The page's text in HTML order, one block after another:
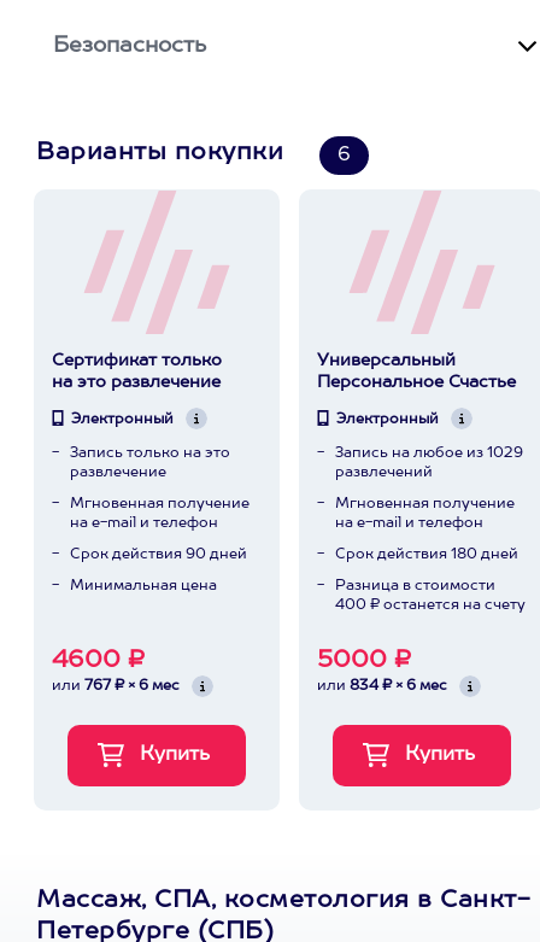
Безопасность
Варианты покупки 6
Сертификат только
на это развлечение
Электронный
Запись только на это
развлечение
Мгновенная получение
на e-mail и телефон
Срок действия 90 дней
Минимальная цена
4600 ₽
или 767 ₽ × 6 мес
Универсальный
Персональное Счастье
Электронный
Запись на любое из 1029
развлечений
Мгновенная получение
на e-mail и телефон
Срок действия 180 дней
Разница в стоимости
400 ₽ останется на счету
5000 ₽
или 834 ₽ × 6 мес
Массаж, СПА, косметология в Санкт-
Петербурге (СПБ)